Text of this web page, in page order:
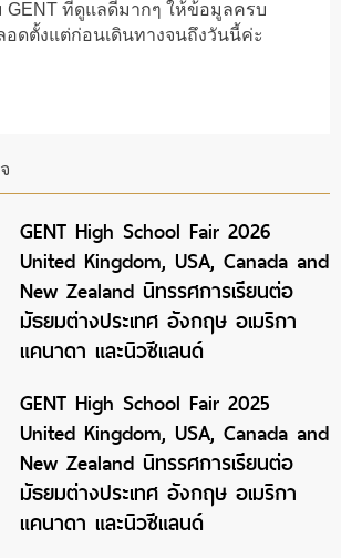
ที่ดูแลดีมากๆ ให้ข้อมูลครบ
อดตั้งแต่ก่อนเดินทางจนถึงวันนี้ค่ะ
GENT High School Fair 2026
United Kingdom, USA, Canada and
New Zealand นิทรรศการเรียนต่อ
มัธยมต่างประเทศ อังกฤษ อเมริกา
แคนาดา และนิวซีแลนด์
GENT High School Fair 2025
United Kingdom, USA, Canada and
New Zealand นิทรรศการเรียนต่อ
มัธยมต่างประเทศ อังกฤษ อเมริกา
แคนาดา และนิวซีแลนด์